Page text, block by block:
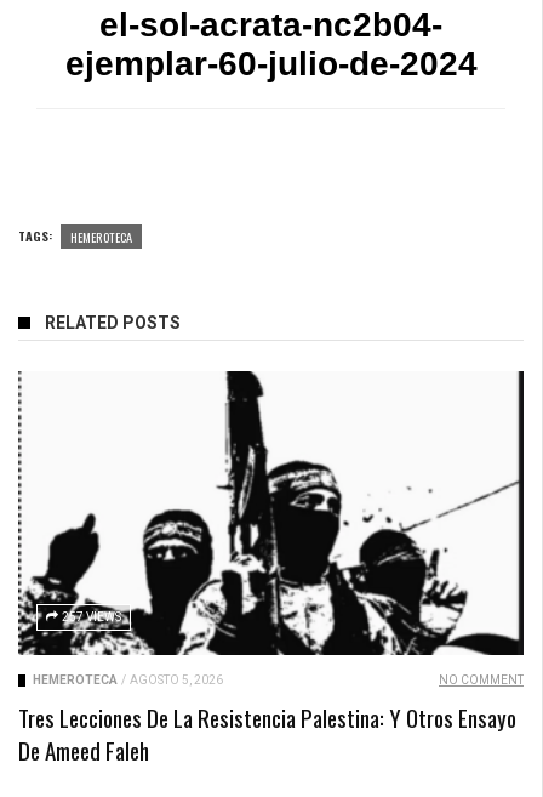
el-sol-acrata-nc2b04-
ejemplar-60-julio-de-2024
TAGS: HEMEROTECA
RELATED POSTS
257 VIEWS
HEMEROTECA / AGOSTO 5, 2026 NO COMMENT
Tres Lecciones De La Resistencia Palestina: Y Otros Ensayo
De Ameed Faleh